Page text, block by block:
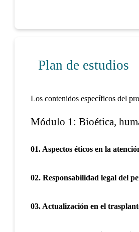
Plan de estudios
Los contenidos específicos del
Módulo 1: Bioética,
01. Aspectos éticos en la
02. Responsabilidad legal del
03. Actualización en el